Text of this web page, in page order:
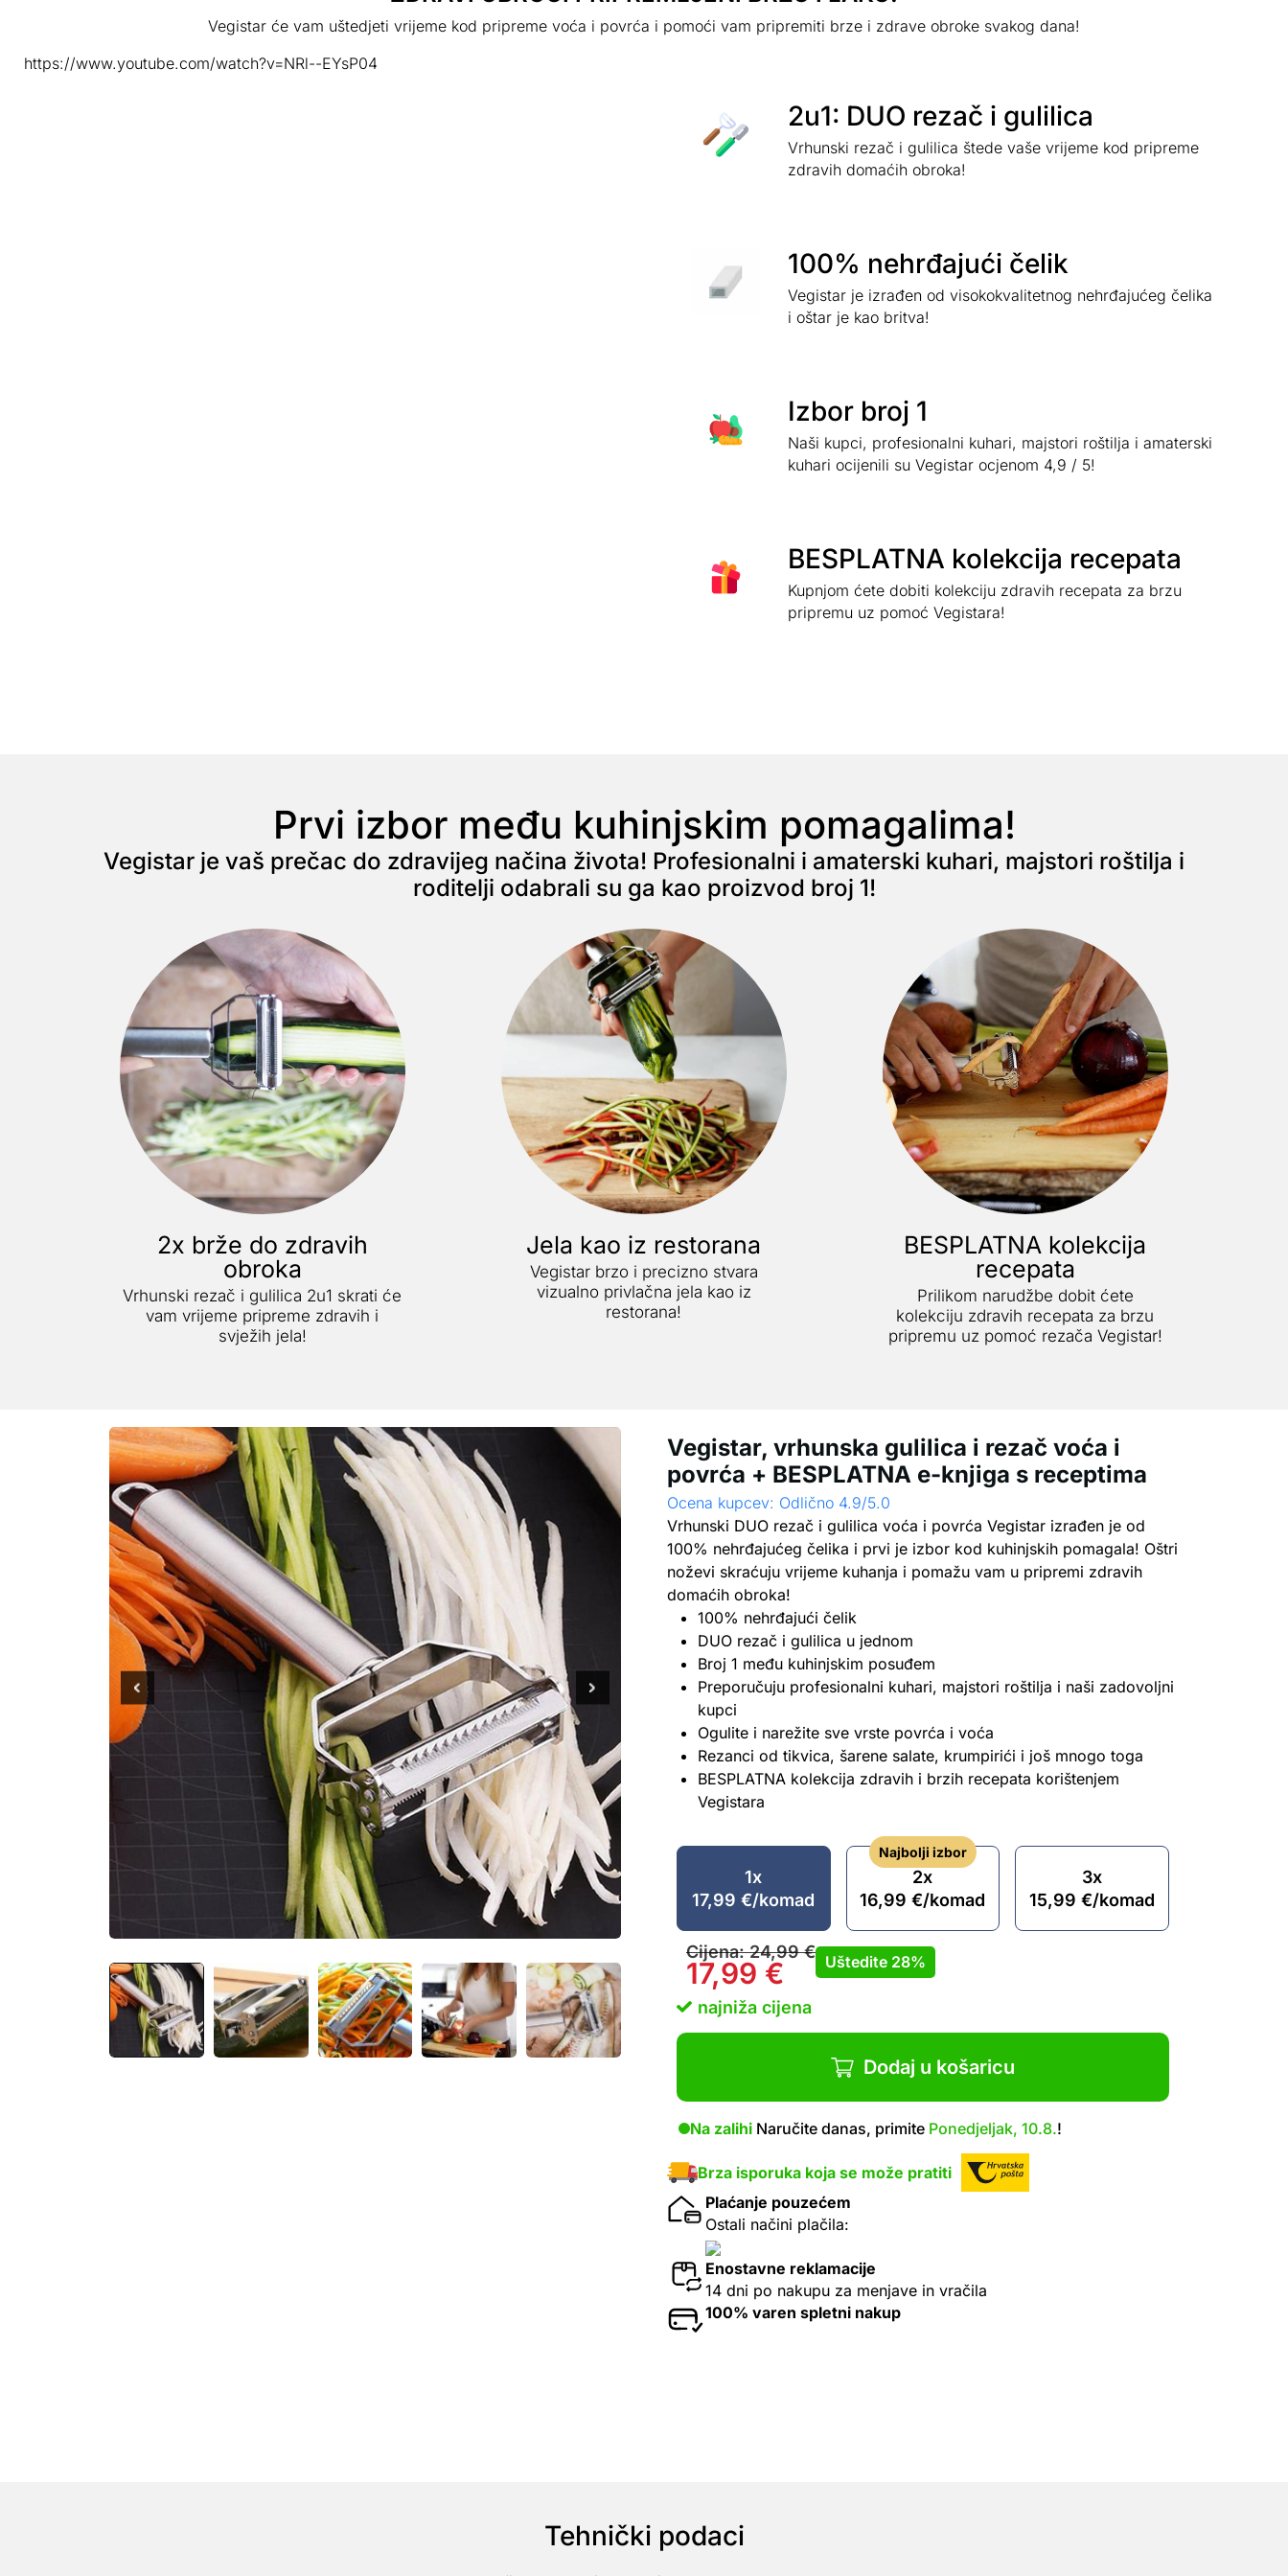
Vegistar će vam uštedjeti vrijeme kod pripreme voća i povrća i pomoći vam pripremiti brze i zdrave obroke svakog dana!
https://www.youtube.com/watch?v=NRl--EYsP04
2u1: DUO rezač i gulilica
Vrhunski rezač i gulilica štede vaše vrijeme kod pripreme
zdravih domaćih obroka!
100% nehrđajući čelik
Vegistar je izrađen od visokokvalitetnog nehrđajućeg čelika
i oštar je kao britva!
Izbor broj 1
Naši kupci, profesionalni kuhari, majstori roštilja i amaterski
kuhari ocijenili su Vegistar ocjenom 4,9 / 5!
BESPLATNA kolekcija recepata
Kupnjom ćete dobiti kolekciju zdravih recepata za brzu
pripremu uz pomoć Vegistara!
Prvi izbor među kuhinjskim pomagalima!
Vegistar je vaš prečac do zdravijeg načina života! Profesionalni i amaterski kuhari, majstori roštilja i
roditelji odabrali su ga kao proizvod broj 1!
2x brže do zdravih
obroka
Vrhunski rezač i gulilica 2u1 skrati će
vam vrijeme pripreme zdravih i
svježih jela!
Jela kao iz restorana
Vegistar brzo i precizno stvara
vizualno privlačna jela kao iz
restorana!
BESPLATNA kolekcija
recepata
Prilikom narudžbe dobit ćete
kolekciju zdravih recepata za brzu
pripremu uz pomoć rezača Vegistar!
Vegistar, vrhunska gulilica i rezač voća i
povrća + BESPLATNA e-knjiga s receptima
Ocena kupcev: Odlično 4.9/5.0
Vrhunski DUO rezač i gulilica voća i povrća Vegistar izrađen je od
100% nehrđajućeg čelika i prvi je izbor kod kuhinjskih pomagala! Oštri
noževi skraćuju vrijeme kuhanja i pomažu vam u pripremi zdravih
domaćih obroka!
100% nehrđajući čelik
DUO rezač i gulilica u jednom
Broj 1 među kuhinjskim posuđem
Preporučuju profesionalni kuhari, majstori roštilja i naši zadovoljni
kupci
Ogulite i narežite sve vrste povrća i voća
Rezanci od tikvica, šarene salate, krumpirići i još mnogo toga
BESPLATNA kolekcija zdravih i brzih recepata korištenjem
Vegistara
1x
17,99€/komad
Najbolji izbor
2x
16,99€/komad
3x
15,99€/komad
Cijena:24,99€
17,99 € Uštedite 28%
najniža cijena
Dodaj u košaricu
Na zalihi Naručite danas, primite Ponedjeljak, 10.8.!
Brza isporuka koja se može pratiti
Plaćanje pouzećem
Ostali načini plačila:
Enostavne reklamacije
14 dni po nakupu za menjave in vračila
100% varen spletni nakup
Tehnički podaci